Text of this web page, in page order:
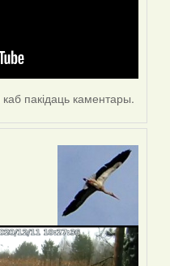
каб пакідаць каментары.